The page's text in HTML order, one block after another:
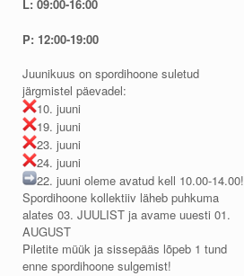
L: 09:00-16:00
P: 12:00-19:00
Juunikuus on spordihoone suletud
järgmistel päevadel:
10. juuni
19. juuni
23. juuni
24. juuni
22. juuni oleme avatud kell 10.00-14.00!
Spordihoone kollektiiv läheb puhkuma
alates 03. JUULIST ja avame uuesti 01.
AUGUST
Piletite müük ja sissepääs lõpeb 1 tund
enne spordihoone sulgemist!